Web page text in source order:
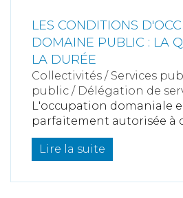
LES CONDITIONS
DOMAINE PUBLIC : LA
LA DURÉE
Collectivités / Services
public / Délégation de
L'occupation domaniale
parfaitement autorisée à
Lire la suite